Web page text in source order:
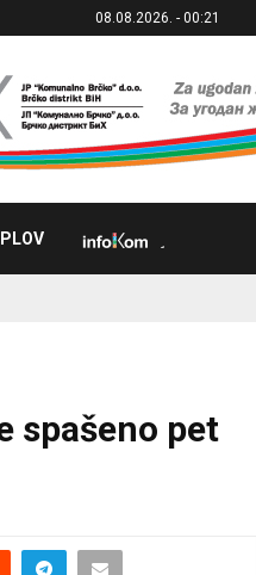
08.08.2026. - 00:21
spašeno pet